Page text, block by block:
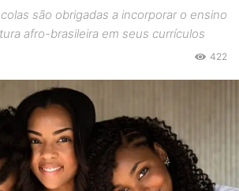
são obrigadas a incorporar o ensino
afro-brasileira em seus currículos
422